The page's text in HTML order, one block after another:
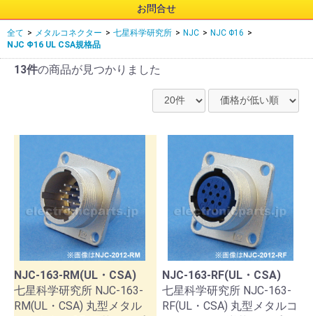
お問合せ
全て > メタルコネクター > 七星科学研究所 > NJC > NJC Φ16 >
NJC Φ16 UL CSA規格品
13件の商品が見つかりました
NJC-163-RM(UL・CSA)
七星科学研究所 NJC-163-
RM(UL・CSA) 丸型メタル
NJC-163-RF(UL・CSA)
七星科学研究所 NJC-163-
RF(UL・CSA) 丸型メタルコ